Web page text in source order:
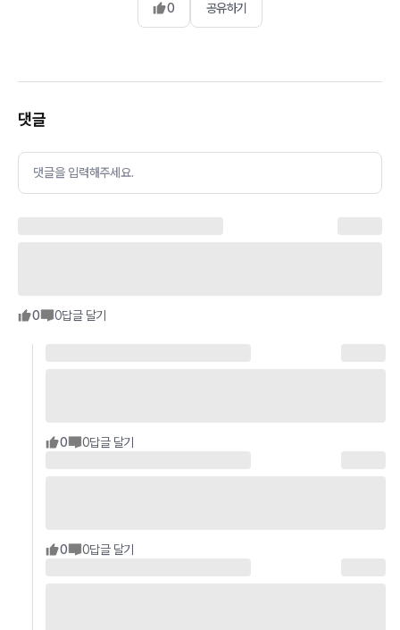
0 공유하기
댓글
댓글을 입력해주세요.
0 0답글 달기
0 0답글 달기
0 0답글 달기